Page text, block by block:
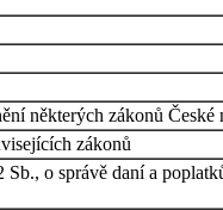
některých zákonů
zákonů
o správě daní a